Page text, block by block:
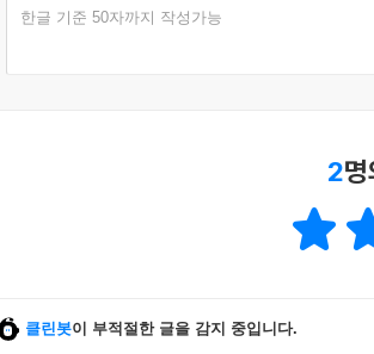
한글 기준 50자까지 작성가능
2
클린봇이 부적절한 글을 감지 중입니다.